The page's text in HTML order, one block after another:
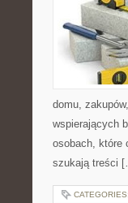
domu,
wspierających
osobach, które
szukają treści
CATEGORIES: